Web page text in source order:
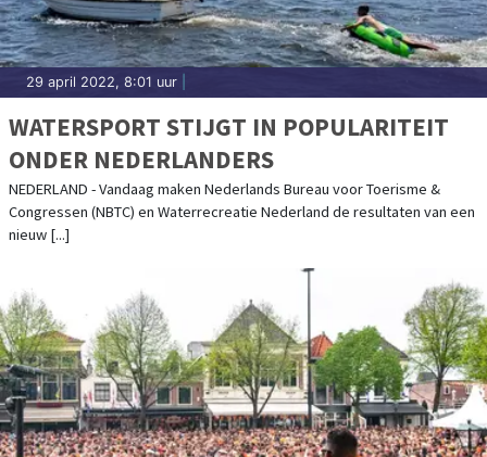
29 april 2022, 8:01 uur
WATERSPORT STIJGT IN POPULARITEIT
ONDER NEDERLANDERS
NEDERLAND - Vandaag maken Nederlands Bureau voor Toerisme &
Congressen (NBTC) en Waterrecreatie Nederland de resultaten van een
nieuw [...]